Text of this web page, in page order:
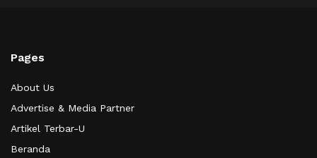
Pages
About Us
Advertise & Media Partner
Artikel Terbar-U
Beranda